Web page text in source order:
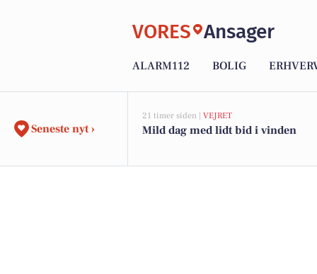
VORES Ansager
ALARM112 BOLIG
Seneste nyt ›
21 timer siden | VEJRET
Mild dag med lidt bid i vinden